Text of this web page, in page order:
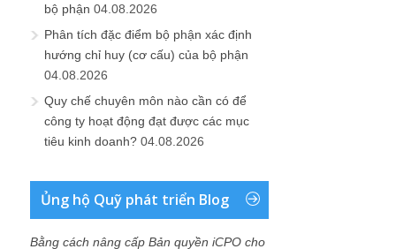
bộ phận 04.08.2026
Phân tích đặc điểm bộ phận xác định
hướng chỉ huy (cơ cấu) của bộ phận
04.08.2026
Quy chế chuyên môn nào cần có để
công ty hoạt động đạt được các mục
tiêu kinh doanh? 04.08.2026
Ủng hộ Quỹ phát triển Blog
Bằng cách nâng cấp Bản quyền iCPO cho